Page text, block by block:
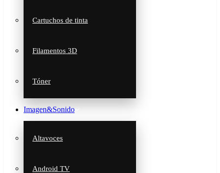
Cartuchos de tinta
Filamentos 3D
Tóner
Imagen&Sonido
Altavoces
Android TV